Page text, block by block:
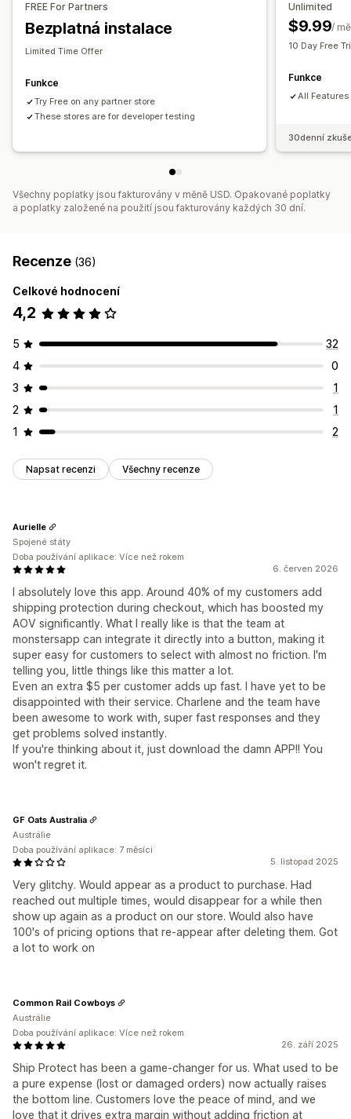
Automatické udělení souhlasu
Vlastní widget
Správa nároků
Vlastní zásady
Řízení dodavatelů
FREE For Partners
Bezplatná instalace
Limited Time Offer
Funkce
Try Free on any partner store
These stores are for developer testing
Unlimited
$9.99/
10 Day Free
Funkce
All
30denní
Všechny poplatky jsou fakturovány v měně USD. Opakované poplatky
a poplatky založené na použití jsou fakturovány každých 30 dní.
Recenze (36)
Celkové hodnocení
4,2
5
32
4
0
3
1
2
1
1
2
Napsat recenzi Všechny recenze
6. červen 2026
I absolutely love this app. Around 40% of my customers add
shipping protection during checkout, which has boosted my
AOV significantly. What I really like is that the team at
monstersapp can integrate it directly into a button, making it
super easy for customers to select with almost no friction. I'm
telling you, little things like this matter a lot.
Even an extra $5 per customer adds up fast. I have yet to be
disappointed with their service. Charlene and the team have
been awesome to work with, super fast responses and they
get problems solved instantly.
If you're thinking about it, just download the damn APP!! You
won't regret it.
Aurielle
Spojené státy
Doba používání aplikace: Více než rokem
5. listopad 2025
Very glitchy. Would appear as a product to purchase. Had
reached out multiple times, would disappear for a while then
show up again as a product on our store. Would also have
100's of pricing options that re-appear after deleting them. Got
a lot to work on
GF Oats Australia
Austrálie
Doba používání aplikace: 7 měsíci
26. září 2025
Ship Protect has been a game-changer for us. What used to be
a pure expense (lost or damaged orders) now actually raises
the bottom line. Customers love the peace of mind, and we
love that it drives extra margin without adding friction at
Common Rail Cowboys
Austrálie
Doba používání aplikace: Více než rokem